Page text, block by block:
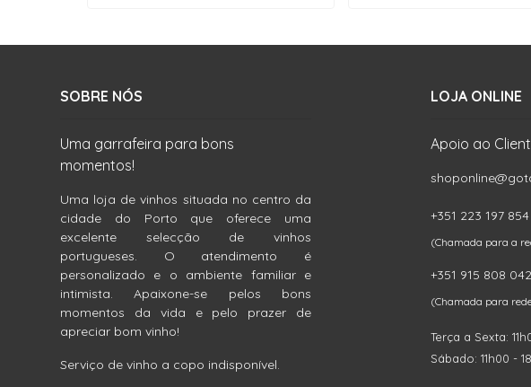
SOBRE NÓS
Uma garrafeira para bons
momentos!
Uma loja de vinhos situada no centro da
cidade do Porto que oferece uma
excelente selecção de vinhos
portugueses. O atendimento é
personalizado e o ambiente familiar e
intimista. Apaixone-se pelos bons
momentos da vida e pelo prazer de
apreciar bom vinho!
Serviço de vinho a copo indisponível.
LOJA ONLINE
Apoio ao
+351 223 197 854
(Chamada para a
+351 915 808 042
(Chamada para
Terça a Sexta:
Sábado: 11h00 -